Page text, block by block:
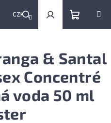
CZK
Hledat PřihlášeníNákupní
košík
& Santal
Concentré
voda 50 ml